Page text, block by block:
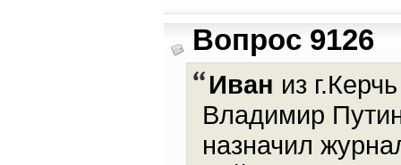
Вопрос 9126
Иван из
Владимир
назначил